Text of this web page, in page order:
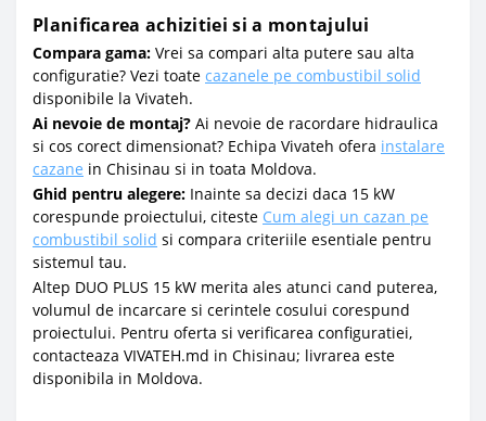
Planificarea achizitiei si a montajului
Compara gama: Vrei sa compari alta putere sau alta
configuratie? Vezi toate cazanele pe combustibil solid
disponibile la Vivateh.
Ai nevoie de montaj? Ai nevoie de racordare hidraulica
si cos corect dimensionat? Echipa Vivateh ofera instalare
cazane in Chisinau si in toata Moldova.
Ghid pentru alegere: Inainte sa decizi daca 15 kW
corespunde proiectului, citeste Cum alegi un cazan pe
combustibil solid si compara criteriile esentiale pentru
sistemul tau.
Altep DUO PLUS 15 kW merita ales atunci cand puterea,
volumul de incarcare si cerintele cosului corespund
proiectului. Pentru oferta si verificarea configuratiei,
contacteaza VIVATEH.md in Chisinau; livrarea este
disponibila in Moldova.